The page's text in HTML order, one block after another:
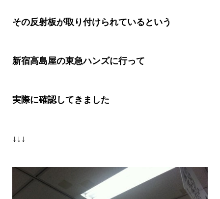
その反射板が取り付けられているという
新宿高島屋の東急ハンズに行って
実際に確認してきました
↓↓↓